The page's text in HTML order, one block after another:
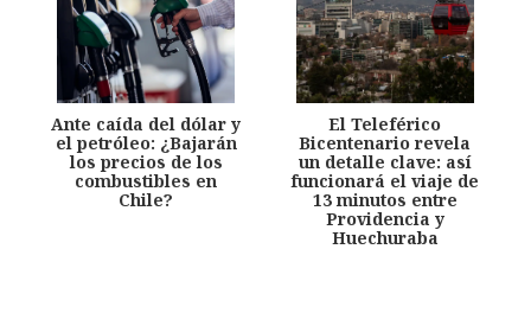
Ante caída del dólar y
el petróleo: ¿Bajarán
los precios de los
combustibles en
Chile?
El Teleférico
Bicentenario revela
un detalle clave: así
funcionará el viaje de
13 minutos entre
Providencia y
Huechuraba